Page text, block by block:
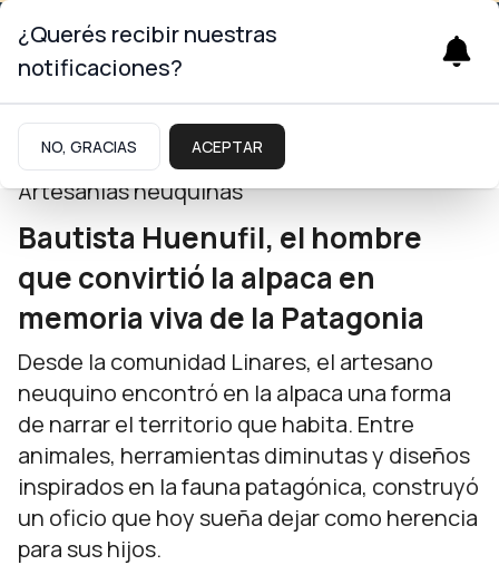
Neuquinidad
Artesanías neuquinas
Bautista Huenufil, el hombre
que convirtió la alpaca en
memoria viva de la Patagonia
Desde la comunidad Linares, el artesano
neuquino encontró en la alpaca una forma
de narrar el territorio que habita. Entre
animales, herramientas diminutas y diseños
inspirados en la fauna patagónica, construyó
un oficio que hoy sueña dejar como herencia
para sus hijos.
¿Querés recibir nuestras
notificaciones?
NO, GRACIAS ACEPTAR